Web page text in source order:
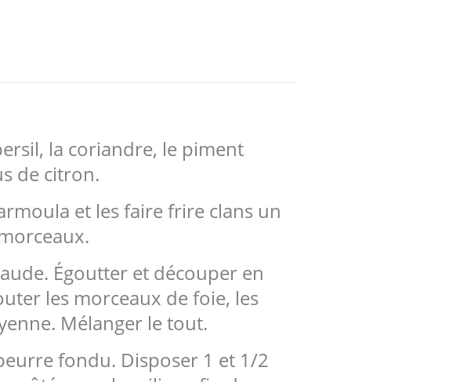
la coriandre, le piment
de citron.
et les faire frire clans un
Égoutter et découper en
les morceaux de foie, les
Mélanger le tout.
fondu. Disposer 1 et 1/2